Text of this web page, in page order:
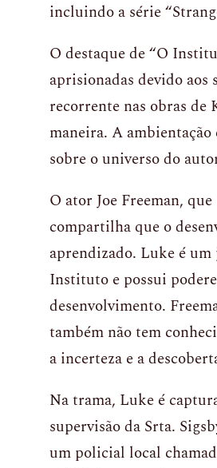
incluindo a série
O destaque de “O
aprisionadas devido aos
recorrente nas obras de
maneira. A
sobre o universo do
O ator Joe Freeman,
compartilha que o
aprendizado. Luke é
Instituto e possui
desenvolvimento.
também não tem
a incerteza e a
Na trama, Luke é
supervisão da Srta.
um policial local